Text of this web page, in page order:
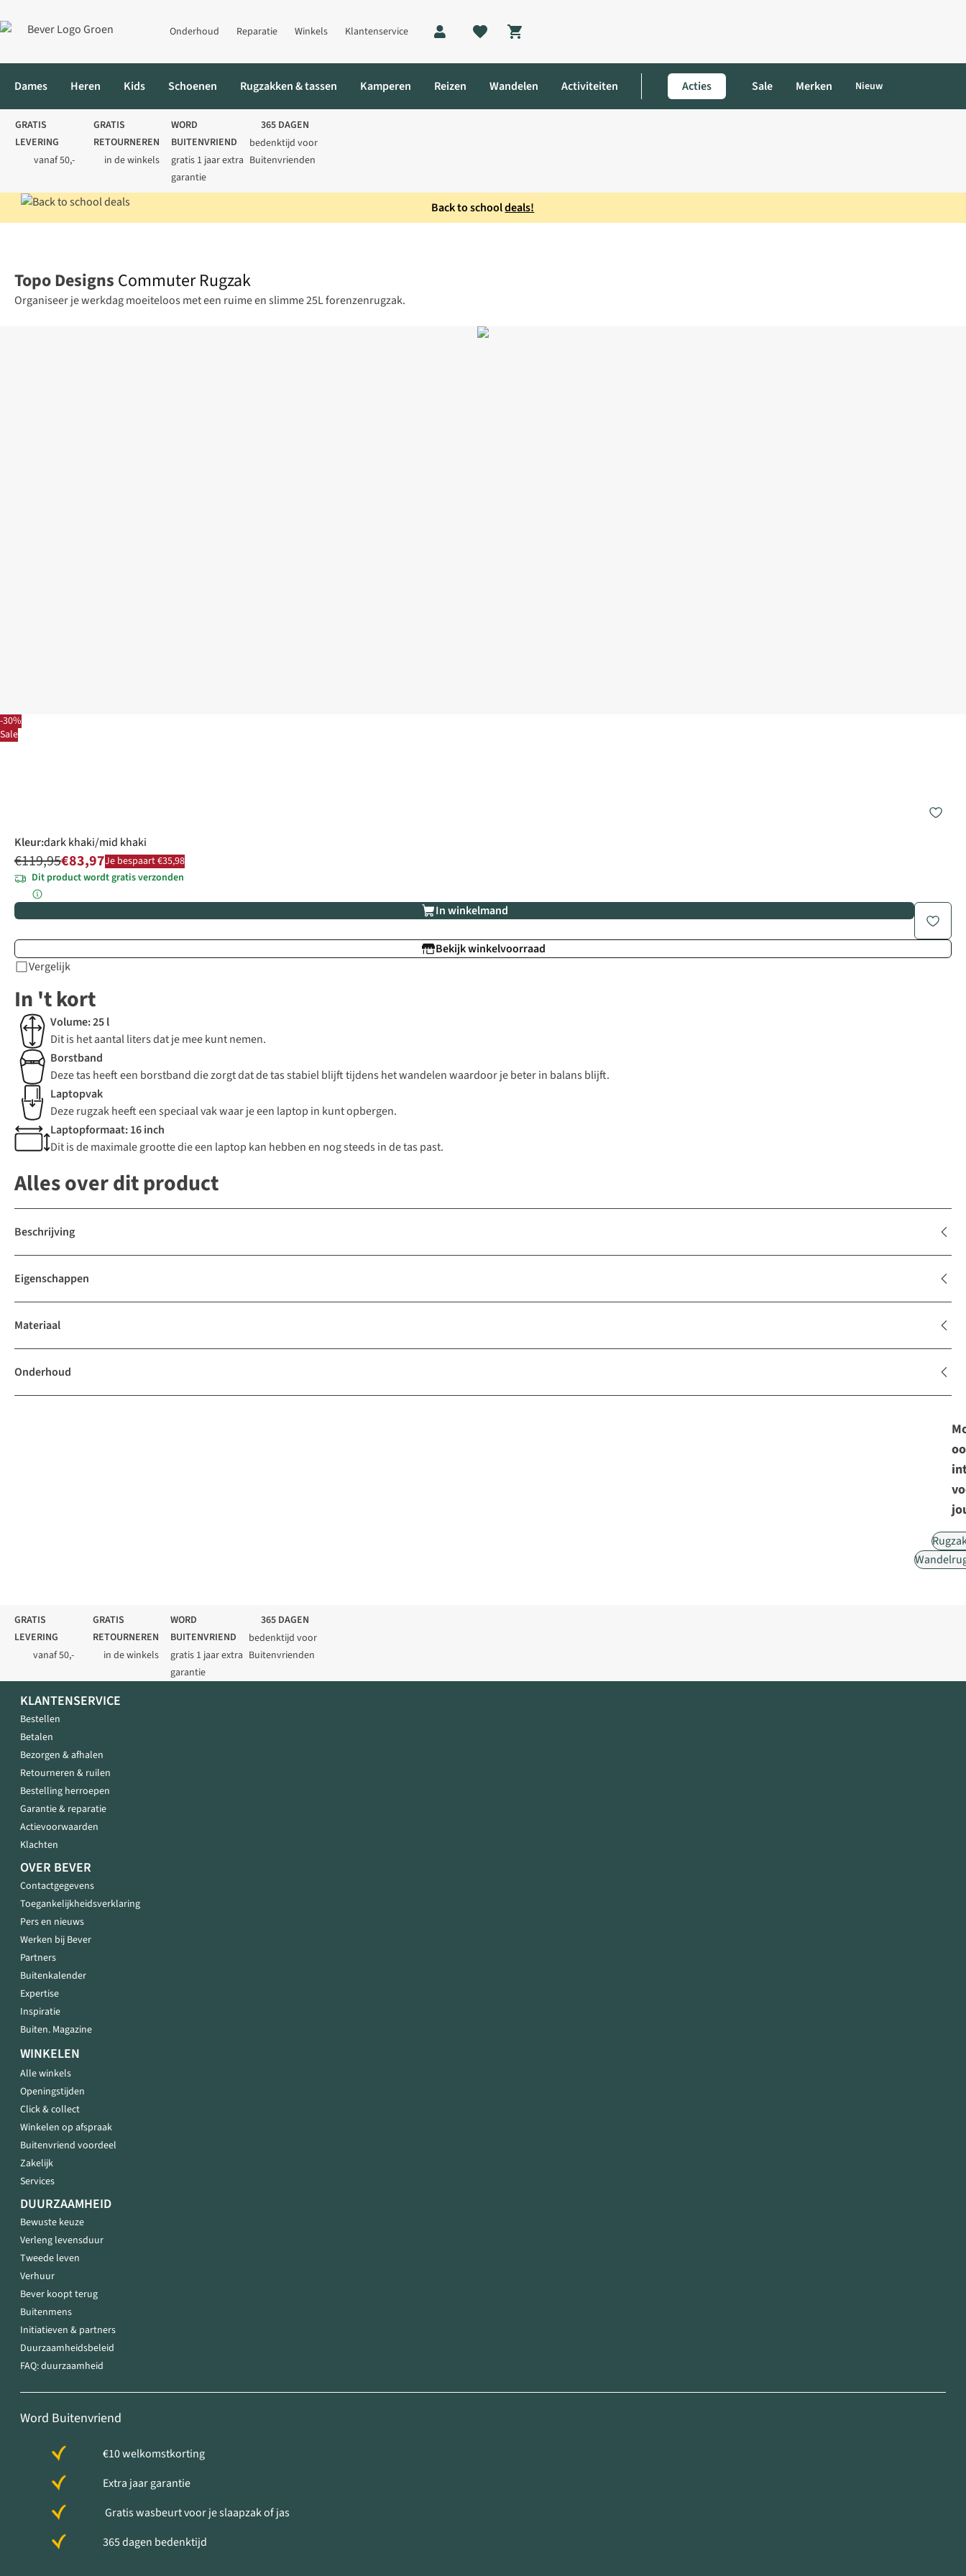
Onderhoud Reparatie Winkels Klantenservice
Shopping cart
Dames Heren Kids Schoenen Rugzakken & tassen Kamperen Reizen Wandelen Activiteiten Acties Sale Merken Nieuw
GRATIS
LEVERING
vanaf 50,-
GRATIS
RETOURNEREN
in de winkels
WORD
BUITENVRIEND
gratis 1 jaar extra
garantie
365 DAGEN
bedenktijd voor
Buitenvrienden
Back to schooldeals!
-30%
Sale
Topo Designs Commuter Rugzak
Organiseer je werkdag moeiteloos met een ruime en slimme 25L forenzenrugzak.
Kleur:dark khaki/mid khaki
€119,95€83,97Je bespaart €35,98
Dit product wordt gratis verzonden
In winkelmand
Bekijk winkelvoorraad
Vergelijk
In 't kort
Volume: 25 l
Dit is het aantal liters dat je mee kunt nemen.
Borstband
Deze tas heeft een borstband die zorgt dat de tas stabiel blijft tijdens het wandelen waardoor je beter in balans blijft.
Laptopvak
Deze rugzak heeft een speciaal vak waar je een laptop in kunt opbergen.
Laptopformaat: 16 inch
Dit is de maximale grootte die een laptop kan hebben en nog steeds in de tas past.
Alles over dit product
Beschrijving
Eigenschappen
Materiaal
Onderhoud
GRATIS
LEVERING
vanaf 50,-
GRATIS
RETOURNEREN
in de winkels
WORD
BUITENVRIEND
gratis 1 jaar extra
garantie
365 DAGEN
bedenktijd voor
Buitenvrienden
KLANTENSERVICE
Bestellen
Betalen
Bezorgen & afhalen
Retourneren & ruilen
Bestelling herroepen
Garantie & reparatie
Actievoorwaarden
Klachten
OVER BEVER
Contactgegevens
Toegankelijkheidsverklaring
Pers en nieuws
Werken bij Bever
Partners
Buitenkalender
Expertise
Inspiratie
Buiten. Magazine
WINKELEN
Alle winkels
Openingstijden
Click & collect
Winkelen op afspraak
Buitenvriend voordeel
Zakelijk
Services
DUURZAAMHEID
Bewuste keuze
Verleng levensduur
Tweede leven
Verhuur
Bever koopt terug
Buitenmens
Initiatieven & partners
Duurzaamheidsbeleid
FAQ: duurzaamheid
Word Buitenvriend
€10 welkomstkorting
Extra jaar garantie
Gratis wasbeurt voor je slaapzak of jas
365 dagen bedenktijd